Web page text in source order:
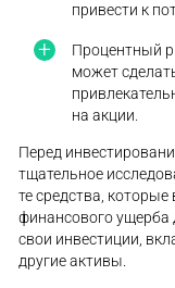
привести к
Процентный
может
на акции.
Перед
тщательное
те средства,
финансового ущерба
свои инвестиции,
другие активы.